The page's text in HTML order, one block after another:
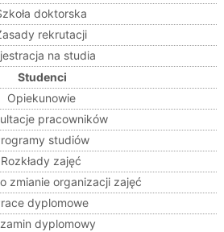
doktorska
rekrutacji
na studia
Studenci
Opiekunowie
pracowników
studiów
Rozkłady zajęć
zmianie organizacji zajęć
dyplomowe
dyplomowy